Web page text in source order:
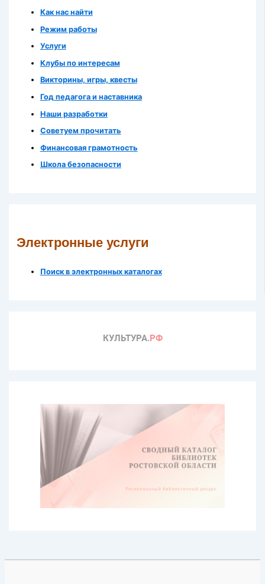
Как нас найти
Режим работы
Услуги
Клубы по интересам
Викторины, игры, квесты
Год педагога и наставника
Наши разработки
Советуем прочитать
Финансовая грамотность
Школа безопасности
Электронные услуги
Поиск в электронных каталогах